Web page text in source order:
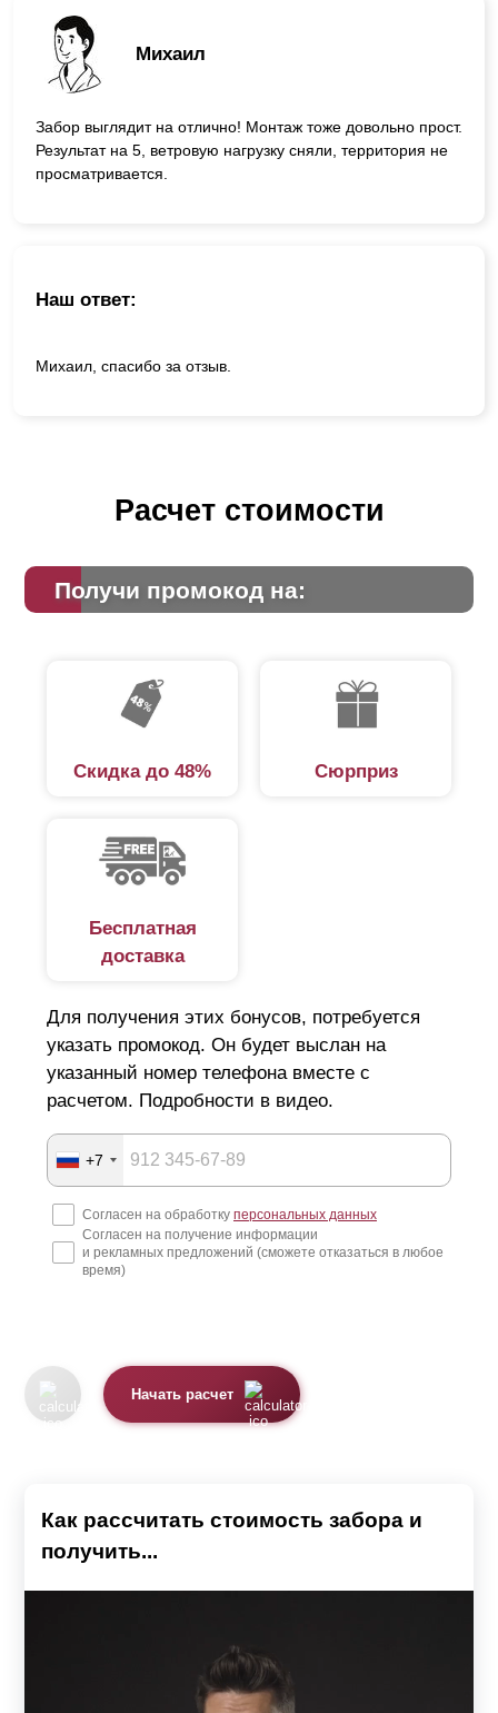
Михаил
Забор выглядит на отлично! Монтаж тоже довольно прост.
Результат на 5, ветровую нагрузку сняли, территория не
просматривается.
Наш ответ:
Михаил, спасибо за отзыв.
Расчет стоимости
Получи промокод на:
Скидка до 48% Сюрприз
Бесплатная
доставка
Для получения этих бонусов, потребуется
указать промокод. Он будет выслан на
указанный номер телефона вместе с
расчетом. Подробности в видео.
+7
Согласен на обработку персональных данных
Согласен на получение информации
и рекламных предложений (сможете отказаться в любое
время)
Начать расчет
Как рассчитать стоимость забора и
получить...